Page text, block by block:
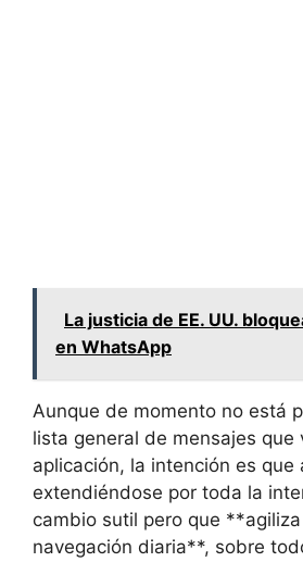
La justicia de EE. UU.
en WhatsApp
Aunque de momento no está
lista general de mensajes que
aplicación, la intención es que
extendiéndose por toda la
cambio sutil pero que
navegación diaria**, sobre